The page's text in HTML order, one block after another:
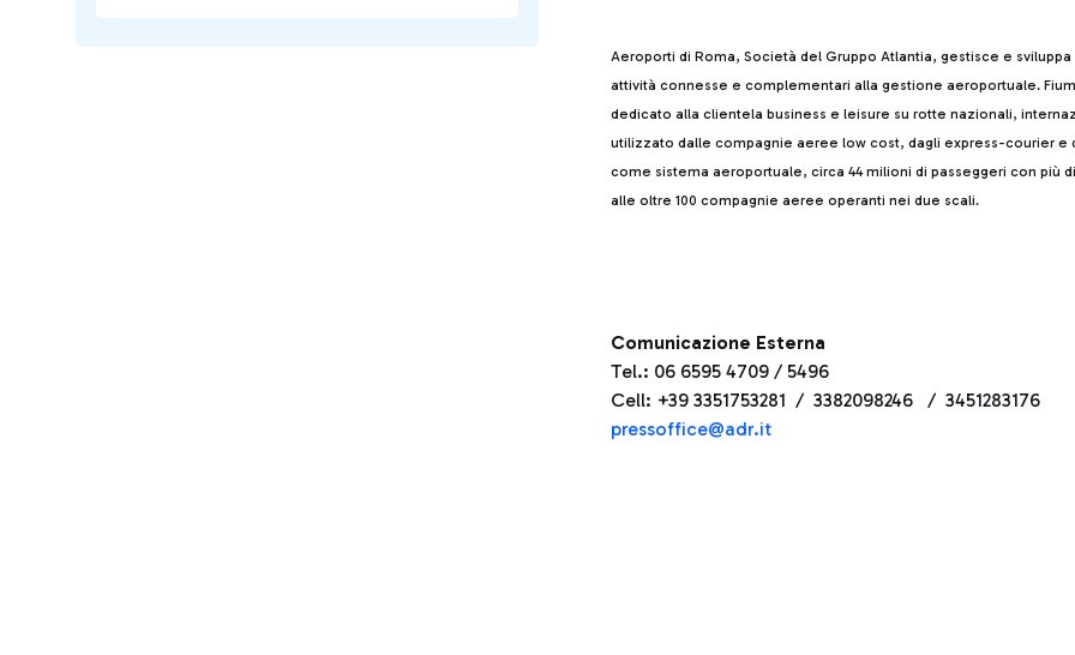
Aeroporti di Roma, Società del Gruppo Atlantia, gestisce e
attività connesse e complementari alla gestione aeroportuale.
dedicato alla clientela business e leisure su rotte nazionali,
utilizzato dalle compagnie aeree low cost, dagli express-courier e
come sistema aeroportuale, circa 44 milioni di passeggeri con più
alle oltre 100 compagnie aeree operanti nei due scali.
Comunicazione Esterna
Tel.: 06 6595 4709 / 5496
Cell: +39 3351753281 / 3382098246 / 3451283176
pressoffice@adr.it